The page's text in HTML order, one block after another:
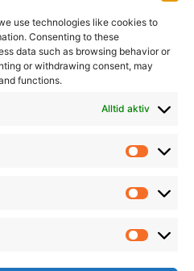
use technologies like cookies to
Consenting to these
data such as browsing behavior or
or withdrawing consent, may
functions.
Alltid aktiv